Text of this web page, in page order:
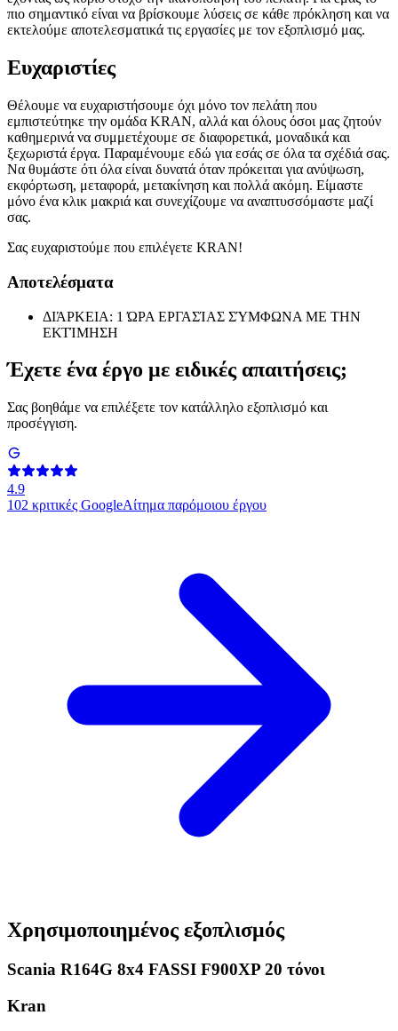
πιο σημαντικό είναι να βρίσκουμε λύσεις σε κάθε πρόκληση και να
εκτελούμε αποτελεσματικά τις εργασίες με τον εξοπλισμό μας.
Ευχαριστίες
Θέλουμε να ευχαριστήσουμε όχι μόνο τον πελάτη που
εμπιστεύτηκε την ομάδα KRAN, αλλά και όλους όσοι μας ζητούν
καθημερινά να συμμετέχουμε σε διαφορετικά, μοναδικά και
ξεχωριστά έργα. Παραμένουμε εδώ για εσάς σε όλα τα σχέδιά σας.
Να θυμάστε ότι όλα είναι δυνατά όταν πρόκειται για ανύψωση,
εκφόρτωση, μεταφορά, μετακίνηση και πολλά ακόμη. Είμαστε
μόνο ένα κλικ μακριά και συνεχίζουμε να αναπτυσσόμαστε μαζί
σας.
Σας ευχαριστούμε που επιλέγετε KRAN!
Αποτελέσματα
ΔΙΆΡΚΕΙΑ: 1 ΏΡΑ ΕΡΓΑΣΊΑΣ ΣΎΜΦΩΝΑ ΜΕ ΤΗΝ
ΕΚΤΊΜΗΣΗ
Έχετε ένα έργο με ειδικές απαιτήσεις;
Σας βοηθάμε να επιλέξετε τον κατάλληλο εξοπλισμό και
προσέγγιση.
4.9
102 κριτικές GoogleΑίτημα παρόμοιου έργου
Χρησιμοποιημένος εξοπλισμός
Scania R164G 8x4 FASSI F900XP 20 τόνοι
Kran